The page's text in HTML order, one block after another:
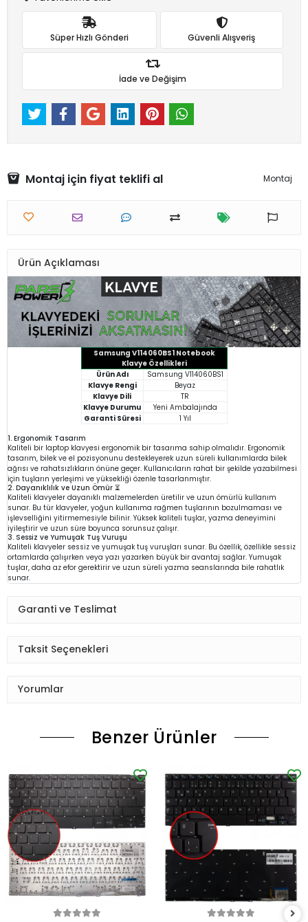
Süper Hızlı Gönderi Güvenli Alışveriş
İade ve Değişim
Montaj için fiyat teklifi al Montaj
Ürün Açıklaması
Samsung V114060BS1 Notebook
Klavye Özellikleri
Ürün Adı
Samsung V114060BS1
Klavye Rengi
Beyaz
Klavye Dili
TR
Klavye Durumu
Yeni Ambalajında
Garanti Süresi
1 Yıl
1. Ergonomik Tasarım
Kaliteli bir laptop klavyesi ergonomik bir tasarıma sahip olmalıdır. Ergonomik
tasarım, bilek ve el pozisyonunu destekleyerek uzun süreli kullanımlarda bilek
ağrısı ve rahatsızlıkların önüne geçer. Kullanıcıların rahat bir şekilde yazabilmesi
için tuşların yerleşimi ve yüksekliği özenle tasarlanmıştır.
2. Dayanıklılık ve Uzun Ömür ⏳
Kaliteli klavyeler dayanıklı malzemelerden üretilir ve uzun ömürlü kullanım
sunar. Bu tür klavyeler, yoğun kullanıma rağmen tuşlarının bozulmaması ve
işlevselliğini yitirmemesiyle bilinir. Yüksek kaliteli tuşlar, yazma deneyimini
iyileştirir ve uzun süre boyunca sorunsuz çalışır.
3. Sessiz ve Yumuşak Tuş Vuruşu
Kaliteli klavyeler sessiz ve yumuşak tuş vuruşları sunar. Bu özellik, özellikle sessiz
ortamlarda çalışırken veya yazı yazarken büyük bir avantaj sağlar. Yumuşak
tuşlar, daha az efor gerektirir ve uzun süreli yazma seanslarında bile rahatlık
sunar.
Garanti ve Teslimat
Taksit Seçenekleri
Yorumlar
Benzer Ürünler